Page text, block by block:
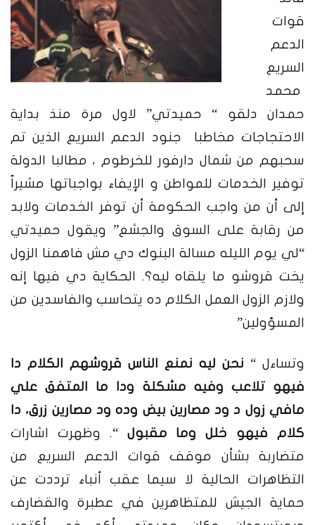
قوات
الدعم
السريع
محمد
حمدان دلقو “ حميدتي” لاول مرة منذ بداية
الاحتجاجات مخاطبا جنود الدعم السريع الذين تم
سحبهم من شمال دارفور للخرطوم ، مطالبا الدولة
توفير الخدمات للمواطن و الإيفاء بواجباتها مشيراً
إلى أن من واجب الحكومة أن توفر الخدمات ولابد
من رقابة على السوق والجشع” ويقول حميدتي
“لي يوم الليله مسالة البنوك دي مش فاهمنا الزول
يخت قروشو ما يلقاه ليه؟. الحكاية دي فيها إنه
ولازم الزول العمل الكلام ده يتحاسب والفاسدين من
المسؤولين”
وتساءل “ نحن ليه نمنع الناس قروشهم الكلام دا
فيهو تلاعب وفيه مشكلة ودا ما المتفق علي
مافي زول د ود مصارين بيض وده ود مصارين زرق، دا
كلام فيهو خلل وما مقبول “. وظهرت اشارات
متضاربة بشأن موقف قوات الدعم السريع من
التظاهرات الحالية لا سيما عقب أنباء ترددت عن
حماية الجيش للمتظاهرين في عطبرة والقضارف